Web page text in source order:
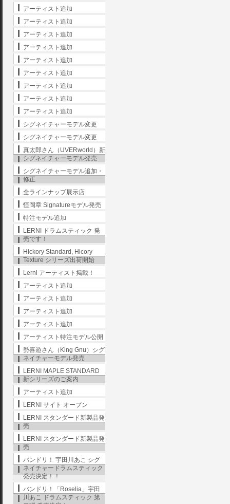
アーティスト追加
アーティスト追加
アーティスト追加
アーティスト追加
アーティスト追加
アーティスト追加
アーティスト追加
アーティスト追加
アーティスト追加
シグネイチャーモデル変更
シグネイチャーモデル変更
真太郎さん（UVERworld）新
シグネイチャーモデル発売
シグネイチャーモデル追加・
修正
全ラインナップ展示店
恒岡章 Signatureモデル発売
特注モデル追加
LERNI ドラムスティック 発
売です！
Hickory Standard, Hicory
Texture シリーズ出荷開始
Lerni アーティスト掲載！
アーティスト追加
アーティスト追加
アーティスト追加
アーティスト追加
アーティスト特注モデル公開
勢喜遊さん（King Gnu）シグ
ネイチャーモデル発売
LERNI MAPLE STANDARD
新シリーズのご案内
アーティスト追加
LERNI サイト オープン
LERNI スタンダード新製品発
売
LERNI スタンダード新製品発
売
バンドリ！ 宇田川あこ シグ
ネイチャードラムスティック
発売決定！！
バンドリ！「Roselia」宇田
川あこ ドラムスティック 第